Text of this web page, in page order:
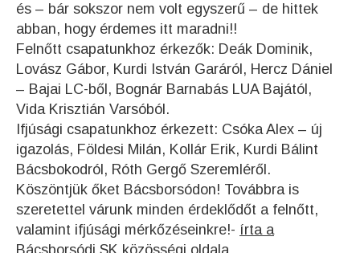
és – bár sokszor nem volt egyszerű – de hittek
abban, hogy érdemes itt maradni!!
Felnőtt csapatunkhoz érkezők: Deák Dominik,
Lovász Gábor, Kurdi István Garáról, Hercz Dániel
– Bajai LC-ből, Bognár Barnabás LUA Bajától,
Vida Krisztián Varsóból.
Ifjúsági csapatunkhoz érkezett: Csóka Alex – új
igazolás, Földesi Milán, Kollár Erik, Kurdi Bálint
Bácsbokodról, Róth Gergő Szeremléről.
Köszöntjük őket Bácsborsódon! Továbbra is
szeretettel várunk minden érdeklődőt a felnőtt,
valamint ifjúsági mérkőzéseinkre!- írta a
Bácsborsódi SK közösségi oldala.